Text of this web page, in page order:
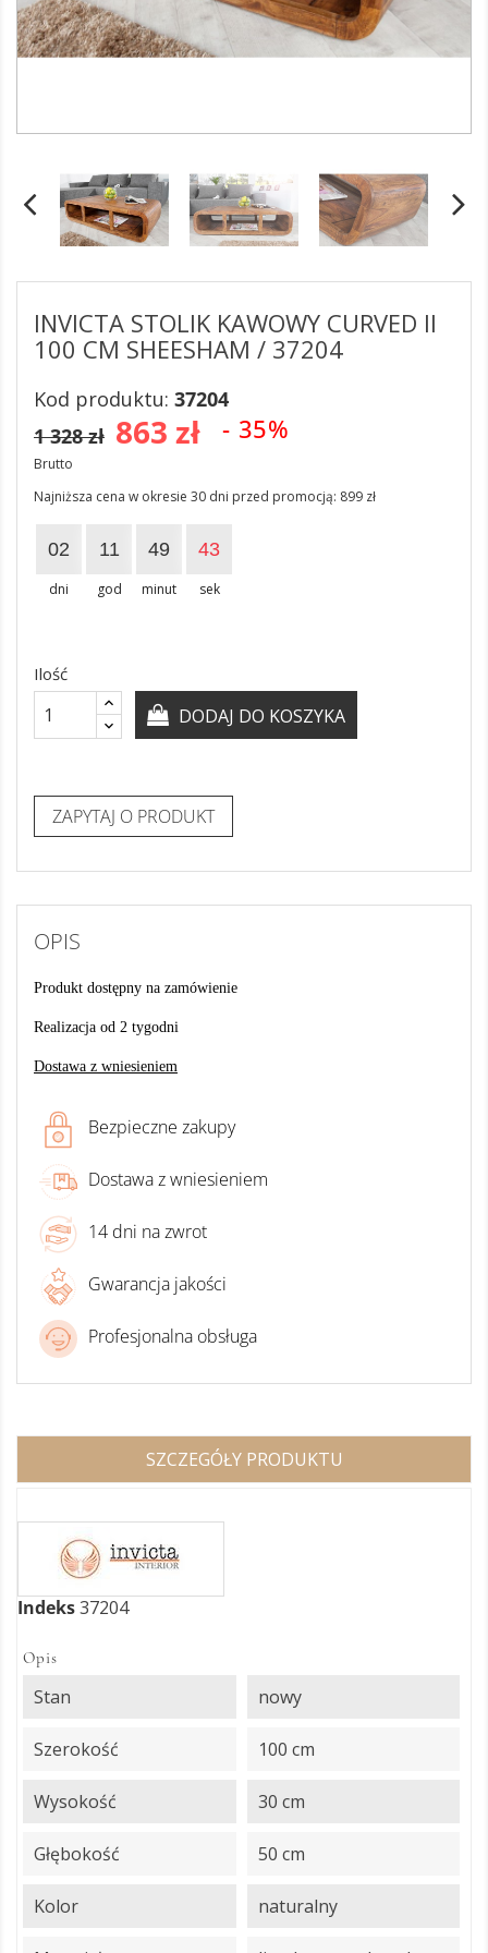
OPIS
Produkt dostępny na zamówienie
Realizacja od 2 tygodni
Dostawa z wniesieniem
Bezpieczne zakupy
Dostawa z wniesieniem
14 dni na zwrot
Gwarancja jakości
Profesjonalna obsługa
INVICTA STOLIK KAWOWY CURVED II
100 CM SHEESHAM / 37204
Kod produktu: 37204
863 zł - 35%
1 328 zł
Brutto
Najniższa cena w okresie 30 dni przed promocją: 899 zł
02
dni
11
god
49
minut
43
sek
Ilość
DODAJ DO KOSZYKA
ZAPYTAJ O PRODUKT
SZCZEGÓŁY PRODUKTU
Indeks37204
Opis
Stan nowy
Szerokość 100 cm
Wysokość 30 cm
Głębokość 50 cm
Kolor naturalny